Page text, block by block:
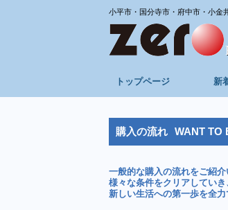
小平市・国分寺市・府中市・小金
購入の流れ WANT TO
一般的な購入の流れをご紹介
様々な条件をクリアしていき
新しい生活への第一歩を全力
トップページ 新